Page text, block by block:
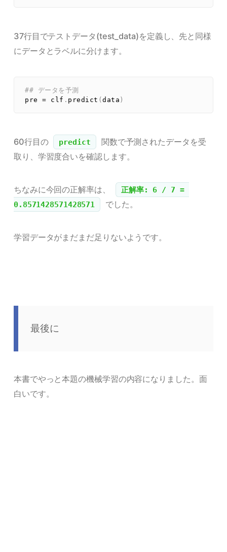
37行目でテストデータ(test_data)を定義し、先と同様
にデータとラベルに分けます。
## データを予測
pre = clf . predict (data )
60行目の predict
関数で予測されたデータを受
取り、学習度合いを確認します。
ちなみに今回の正解率は、
正解率: 6 / 7 =
0.8571428571428571
でした。
学習データがまだまだ足りないようです。
最後に
本書でやっと本題の機械学習の内容になりました。面
白いです。